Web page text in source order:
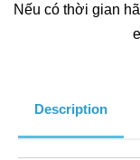
Nếu có thời gian
Description